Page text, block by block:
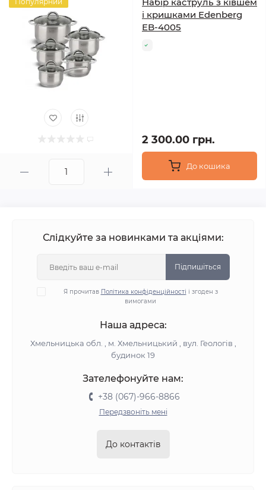
і кришками Edenberg
EB-4005
2 300.00 грн.
До кошика
Слідкуйте за новинками та акціями:
Підпишіться
Я прочитав Політика конфіденційності і згоден з
вимогами
Наша адреса:
Хмельницька обл. , м. Хмельницький , вул. Геологів ,
будинок 19
Зателефонуйте нам:
+38 (067)-966-8866
Передзвоніть мені
До контактів